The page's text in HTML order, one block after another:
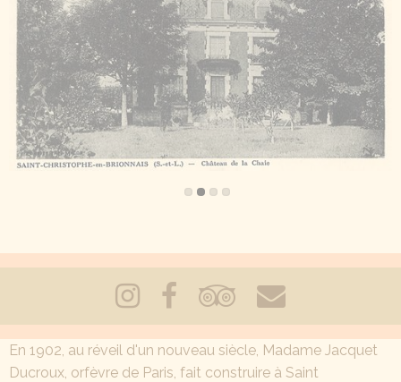
En 1902, au réveil d'un nouveau siècle, Madame Jacquet
Ducroux, orfèvre de Paris, fait construire à Saint